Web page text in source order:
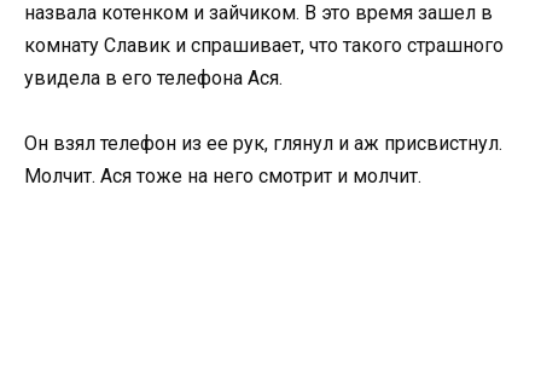
назвала котенком и зайчиком. В это время зашел в
комнату Славик и спрашивает, что такого страшного
увидела в его телефона Ася.
Он взял телефон из ее рук, глянул и аж присвистнул.
Молчит. Ася тоже на него смотрит и молчит.